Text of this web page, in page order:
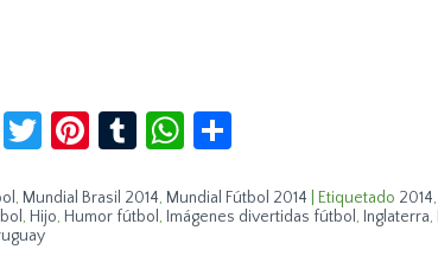
Facebook
Twitter
Pinterest
TumblrWhatsApp
, Mundial Brasil 2014, Mundial Fútbol 2014 Etiquetado 2014,
, Hijo, Humor fútbol , Imágenes divertidas fútbol , Inglaterra,